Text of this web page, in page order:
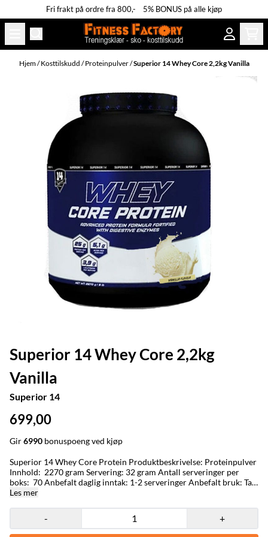
Hopp til innholdFri frakt på ordre fra 800,- 5% BONUS på alle kjøp
Hjem/Kosttilskudd /Proteinpulver/Superior 14 Whey Core 2,2kg Vanilla
Superior 14 Whey Core 2,2kg
Vanilla
Superior 14
699,00
Gir6990 bonuspoeng ved kjøp
Superior 14 Whey Core Protein Produktbeskrivelse: Proteinpulver
Innhold: 2270 gram Servering: 32 gram Antall serveringer per
boks: 70 Anbefalt daglig inntak: 1-2 serveringer Anbefalt bruk: Ta
1 måleskje (1 scoop, 32g) og mix med 200-300 ml vann eller melk.
flaggprodukt! Whey Core Protein består av en protein-mix av whey
protein konsentrat, whey protein isolate og hydro whey. Dette vil
Les mer
- +